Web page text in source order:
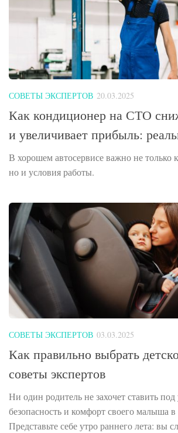
СОВЕТЫ ЭКСПЕРТОВ 20.03.2025
Как кондиционер на СТО
и увеличивает прибыль:
В хорошем автосервисе важно не только
но и условия работы.
СОВЕТЫ ЭКСПЕРТОВ 03.03.2025
​Как правильно выбрать
советы экспертов
Ни один родитель не захочет ставить под
безопасность и комфорт своего малыша
Представьте себе утро раннего лета: вы